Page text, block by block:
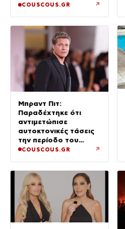
COUSCOUS.GR ↗
Μπραντ Πιτ:
Παραδέχτηκε ότι
αντιμετώπισε
αυτοκτονικές τάσεις
την περίοδο του
διαζυγίου του από
COUSCOUS.GR ↗